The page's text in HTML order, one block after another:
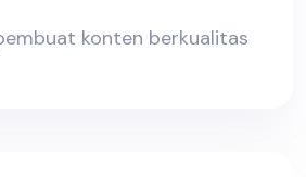
konten berkualitas